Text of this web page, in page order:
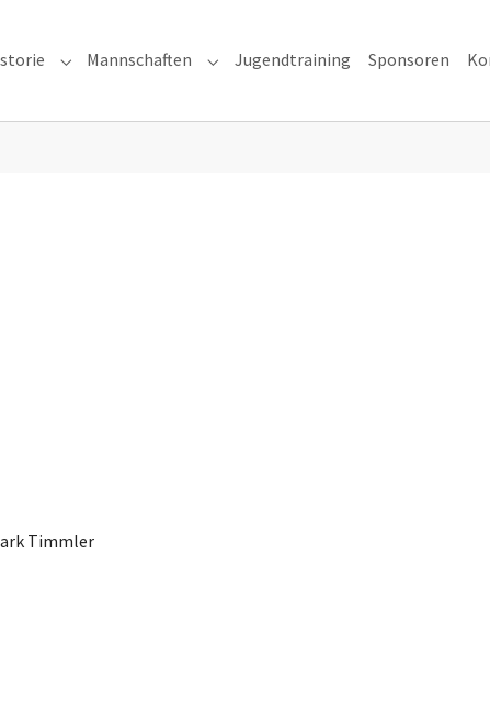
Submenu for "Vereinshistorie"
Mannschaften Submenu for "Mannschaften"
Jugendtraining Sponsoren
Timmler